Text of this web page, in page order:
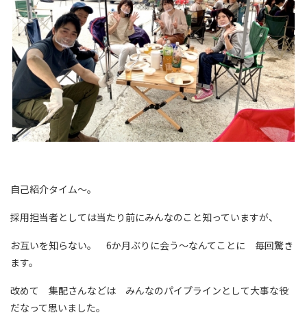
自己紹介タイム～。
採用担当者としては当たり前にみんなのこと知っていますが、
お互いを知らない。 6か月ぶりに会う～なんてことに 毎回驚き
ます。
改めて 集配さんなどは みんなのパイプラインとして大事な役
だなって思いました。